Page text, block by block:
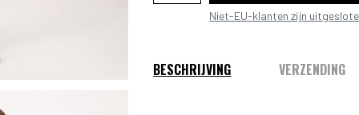
Niet-EU-klanten zijn
BESCHRIJVING VERZENDING